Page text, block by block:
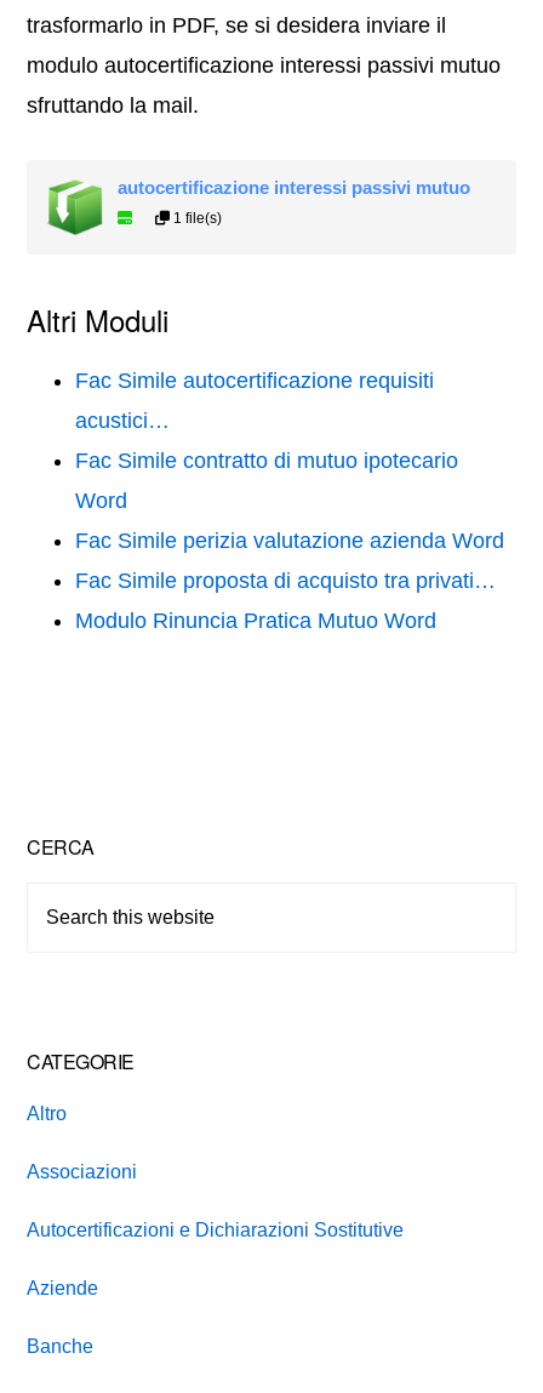
trasformarlo in PDF, se si desidera inviare il
modulo autocertificazione interessi passivi mutuo
sfruttando la mail.
autocertificazione interessi passivi mutuo
1 file(s)
Altri Moduli
Fac Simile autocertificazione requisiti
acustici…
Fac Simile contratto di mutuo ipotecario
Word
Fac Simile perizia valutazione azienda Word
Fac Simile proposta di acquisto tra privati…
Modulo Rinuncia Pratica Mutuo Word
Primary
Sidebar
CERCA
CATEGORIE
Altro
Associazioni
Autocertificazioni e Dichiarazioni Sostitutive
Aziende
Banche